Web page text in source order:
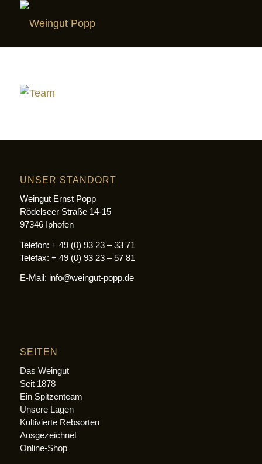
UNSER STANDORT
Weingut Ernst Popp
Rödelseer Straße 14-15
97346 Iphofen
Telefon: + 49 (0) 93 23 – 33 71
Telefax: + 49 (0) 93 23 – 57 81
E-Mail: info@weingut-popp.de
SEITEN
Das Weingut
Seit 1878
Ein Spitzenteam
Unsere Lagen
Kultivierte Rebsorten
Ausgezeichnet
Online-Shop